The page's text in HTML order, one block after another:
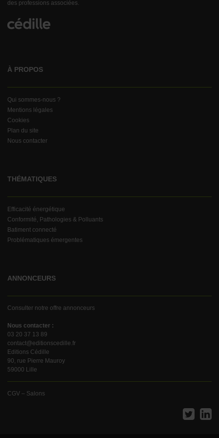
des professions associées.
À PROPOS
Qui sommes-nous ?
Mentions légales
Cookies
Plan du site
Nous contacter
THÉMATIQUES
Efficacité énergétique
Conformité, Pathologies & Polluants
Batiment connecté
Problématiques émergentes
ANNONCEURS
Consulter notre offre annonceurs
Nous contacter :
03 20 37 13 89
contact@editionscedille.fr
Editions Cédille
90, rue Pierre Mauroy
59000 Lille
CGV – Salons